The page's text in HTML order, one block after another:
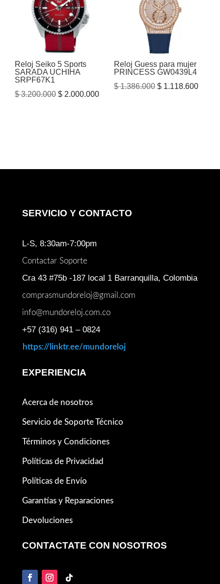
Reloj Seiko 5 Sports
SARADA UCHIHA
SRPF67K1
$3.200.000 El
$ 2.000.000El
Reloj Guess para mujer
PRINCESS GW0439L4
$1.386.000 El
$1.118.600El
SERVICIO Y CONTACTO
L-S, 8:30am-7:00pm
Contactar Soporte
Cra 43 #75b -187 local 1 Barranquilla, Colombia
comprasmundoreloj@gmail.com
info@mundoreloj.com.co
+57 (316) 941 – 0824
https://linktr.ee/mundoreloj
EXPERIENCIA
Acerca de nosotros
Servicio de Soporte Técnico
Términos y Condiciones
Políticas de Privacidad
Políticas de Envío
Garantías y Reparaciones
Devoluciones
CONTACTATE CON NOSOTROS